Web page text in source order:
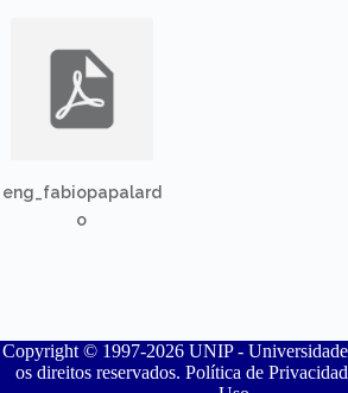
eng_fabiopapalard
o
Copyright © 1997-2026 UNIP - Universidade
os direitos reservados. Política de